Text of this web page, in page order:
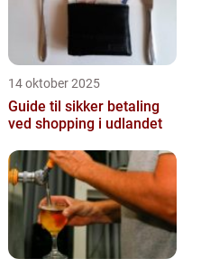
14 oktober 2025
Guide til sikker betaling
ved shopping i udlandet